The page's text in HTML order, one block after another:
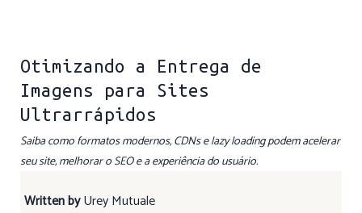
Otimizando a Entrega de
Imagens para Sites
Ultrarrápidos
Saiba como formatos modernos, CDNs e lazy loading podem acelerar
seu site, melhorar o SEO e a experiência do usuário.
Written byUrey Mutuale